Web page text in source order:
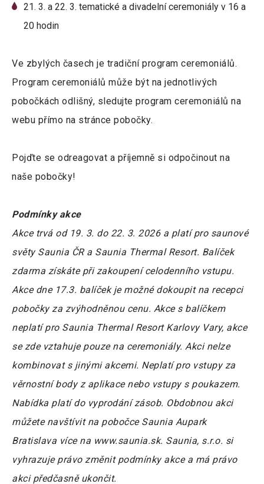
21. 3. a 22. 3. tematické a divadelní ceremoniály v 16 a
20 hodin
Ve zbylých časech je tradiční program ceremoniálů.
Program ceremoniálů může být na jednotlivých
pobočkách odlišný, sledujte program ceremoniálů na
webu přímo na stránce pobočky.
Pojďte se odreagovat a příjemně si odpočinout na
naše pobočky!
Podmínky akce
Akce trvá od 19. 3. do 22. 3. 2026 a platí pro saunové
světy Saunia ČR a Saunia Thermal Resort. Balíček
zdarma získáte při zakoupení celodenního vstupu.
Akce dne 17.3. balíček je možné dokoupit na recepci
pobočky za zvýhodněnou cenu. Akce s balíčkem
neplatí pro Saunia Thermal Resort Karlovy Vary, akce
se zde vztahuje pouze na ceremoniály. Akci nelze
kombinovat s jinými akcemi. Neplatí pro vstupy za
věrnostní body z aplikace nebo vstupy s poukazem.
Nabídka platí do vyprodání zásob. Obdobnou akci
můžete navštívit na pobočce Saunia Aupark
Bratislava více na www.saunia.sk. Saunia, s.r.o. si
vyhrazuje právo změnit podmínky akce a má právo
akci předčasně ukončit.